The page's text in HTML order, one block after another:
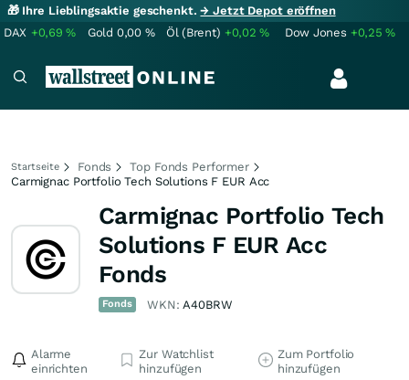
🎁 Ihre Lieblingsaktie geschenkt.→ Jetzt Depot eröffnen
DAX +0,69% Gold 0,00 % Öl (Brent) +0,02% Dow Jones +0,25%
Startseite Fonds
Top Fonds Performer
Carmignac Portfolio Tech Solutions F EUR Acc
Carmignac Portfolio Tech
Solutions F EUR Acc
Fonds
Fonds WKN:A40BRW
Alarme
einrichten
Zur Watchlist
hinzufügen
Zum Portfolio
hinzufügen